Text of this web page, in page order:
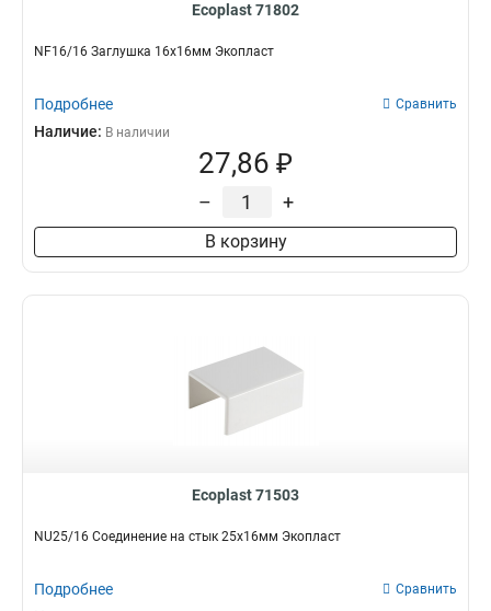
Ecoplast 71802
NF16/16 Заглушка 16х16мм Экопласт
Подробнее Сравнить
Наличие: В наличии
27,86 ₽
– +
В корзину
Ecoplast 71503
NU25/16 Соединение на стык 25х16мм Экопласт
Подробнее Сравнить